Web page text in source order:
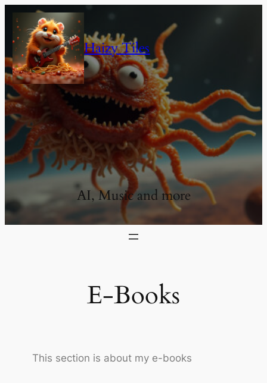
Haizy Tiles
AI, Music and more
E-Books
This section is about my e-books